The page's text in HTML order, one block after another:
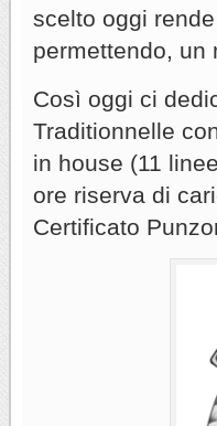
scelto oggi
permettendo, un
Così oggi ci
Traditionnelle
in house (11
ore riserva di
Certificato